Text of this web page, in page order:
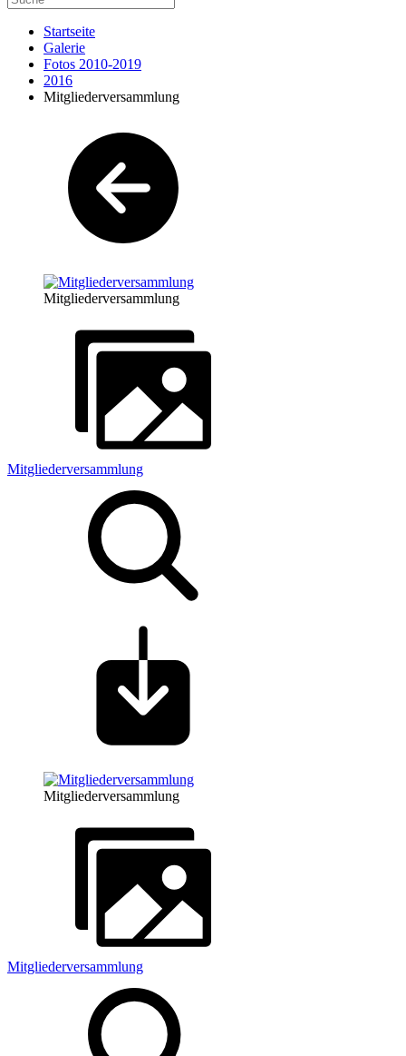
Startseite
Galerie
Fotos 2010-2019
2016
Mitgliederversammlung
Mitgliederversammlung
Mitgliederversammlung
Mitgliederversammlung
Mitgliederversammlung